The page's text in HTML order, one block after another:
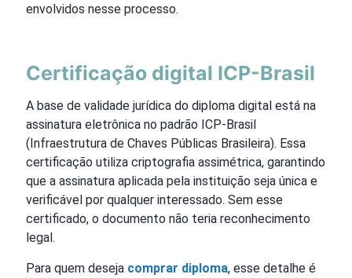
envolvidos nesse processo.
Certificação digital ICP-Brasil
A base de validade jurídica do diploma digital está na
assinatura eletrônica no padrão ICP-Brasil
(Infraestrutura de Chaves Públicas Brasileira). Essa
certificação utiliza criptografia assimétrica, garantindo
que a assinatura aplicada pela instituição seja única e
verificável por qualquer interessado. Sem esse
certificado, o documento não teria reconhecimento
legal.
Para quem deseja comprar diploma, esse detalhe é